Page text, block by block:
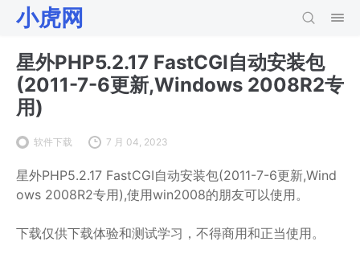
小虎网
星外PHP5.2.17 FastCGI自动安装包
(2011-7-6更新,Windows 2008R2专
用)
软件下载 7 月 04, 2023
星外PHP5.2.17 FastCGI自动安装包(2011-7-6更新,Wind
ows 2008R2专用),使用win2008的朋友可以使用。
下载仅供下载体验和测试学习，不得商用和正当使用。